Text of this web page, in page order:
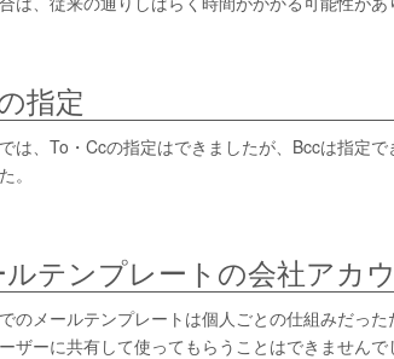
指定
は、To・Ccの指定はできましたが、Bccは指定
。
ルテンプレートの会社アカ
のメールテンプレートは個人ごとの仕組みだっ
ザーに共有して使ってもらうことはできません